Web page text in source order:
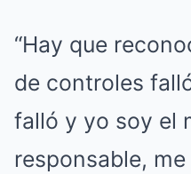
“Hay que
de controles
falló y yo soy el
responsable,